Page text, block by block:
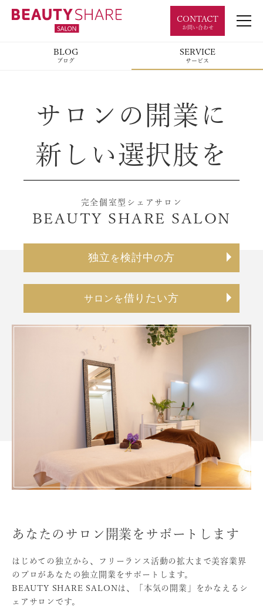
CONTACT
お問い合わせ
BLOG
ブログ
SERVICE
サービス
サロンの開業に
新しい選択肢を
完全個室型シェアサロン
BEAUTY SHARE SALON
独立 を検討中の方
サロンを借りたい方
あなたのサロン開業をサポートします
はじめての独立から、フリーランス活動の拡大まで美容業界
のプロがあなたの独立開業をサポートします。
BEAUTY SHARE SALONは、「本気の開業」をかなえる シ
ェアサロンです。